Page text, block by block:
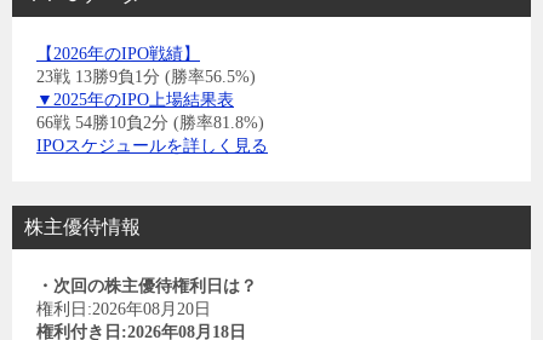
【2026年のIPO戦績】
23戦 13勝9負1分 (勝率56.5%)
▼2025年のIPO上場結果表
66戦 54勝10負2分 (勝率81.8%)
IPOスケジュールを詳しく見る
株主優待情報
・次回の株主優待権利日は？
権利日:2026年08月20日
権利付き日:2026年08月18日